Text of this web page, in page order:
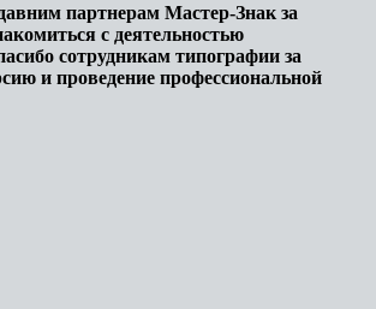
партнерам Мастер-Знак за
с деятельностью
сотрудникам типографии за
и проведение профессиональной